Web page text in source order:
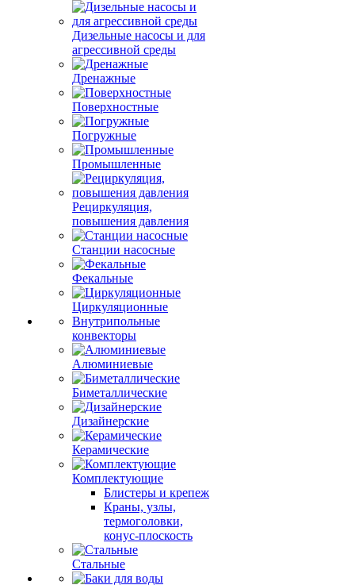
Дизельные насосы и для
агрессивной среды
Дренажные
Поверхностные
Погружные
Промышленные
Рециркуляция,
повышения давления
Станции насосные
Фекальные
Циркуляционные
Внутрипольные
конвекторы
Алюминиевые
Биметаллические
Дизайнерские
Керамические
Комплектующие
Блистеры и крепеж
Краны, узлы,
термоголовки,
конус-плоскость
Стальные